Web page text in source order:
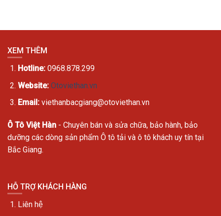
XEM THÊM
Hotline:0968.878.299
Website: Otoviethan.vn
Email: viethanbacgiang@otoviethan.vn
Ô Tô Việt Hàn - Chuyên bán và sửa chữa, bảo hành, bảo
dưỡng các dòng sản phẩm Ô tô tải và ô tô khách uy tín tại
Bắc Giang.
HỖ TRỢ KHÁCH HÀNG
Liên hệ